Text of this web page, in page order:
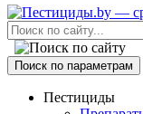
Поиск по параметрам
Пестициды